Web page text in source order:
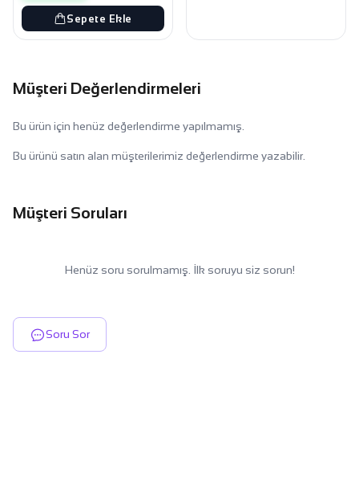
Sepete Ekle
Müşteri Değerlendirmeleri
Bu ürün için henüz değerlendirme yapılmamış.
Bu ürünü satın alan müşterilerimiz değerlendirme yazabilir.
Müşteri Soruları
Henüz soru sorulmamış. İlk soruyu siz sorun!
Soru Sor